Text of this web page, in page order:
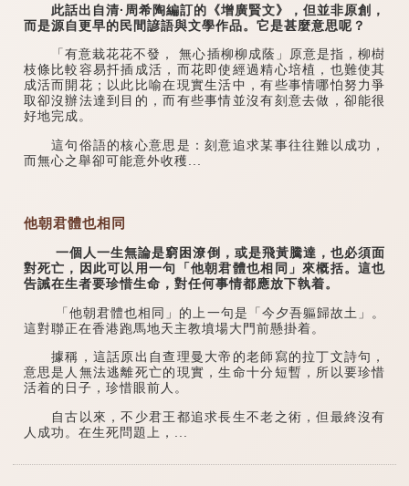
此話出自清·周希陶編訂的《增廣賢文》，但並非原創，
而是源自更早的民間諺語與文學作品。它是甚麼意思呢？
「有意栽花花不發， 無心插柳柳成蔭」原意是指，柳樹
枝條比較容易扦插成活，而花即使經過精心培植，也難使其
成活而開花；以此比喻在現實生活中，有些事情哪怕努力爭
取卻沒辦法達到目的，而有些事情並沒有刻意去做，卻能很
好地完成。
這句俗語的核心意思是：刻意追求某事往往難以成功，
而無心之舉卻可能意外收穫...
他朝君體也相同
一個人一生無論是窮困潦倒，或是飛黃騰達，也必須面
對死亡，因此可以用一句「他朝君體也相同」來概括。這也
告誡在生者要珍惜生命，對任何事情都應放下執着。
「他朝君體也相同」的上一句是「今夕吾軀歸故土」。
這對聯正在香港跑馬地天主教墳場大門前懸掛着。
據稱，這話原出自查理曼大帝的老師寫的拉丁文詩句，
意思是人無法逃離死亡的現實，生命十分短暫，所以要珍惜
活着的日子，珍惜眼前人。
自古以來，不少君王都追求長生不老之術，但最終沒有
人成功。在生死問題上，...